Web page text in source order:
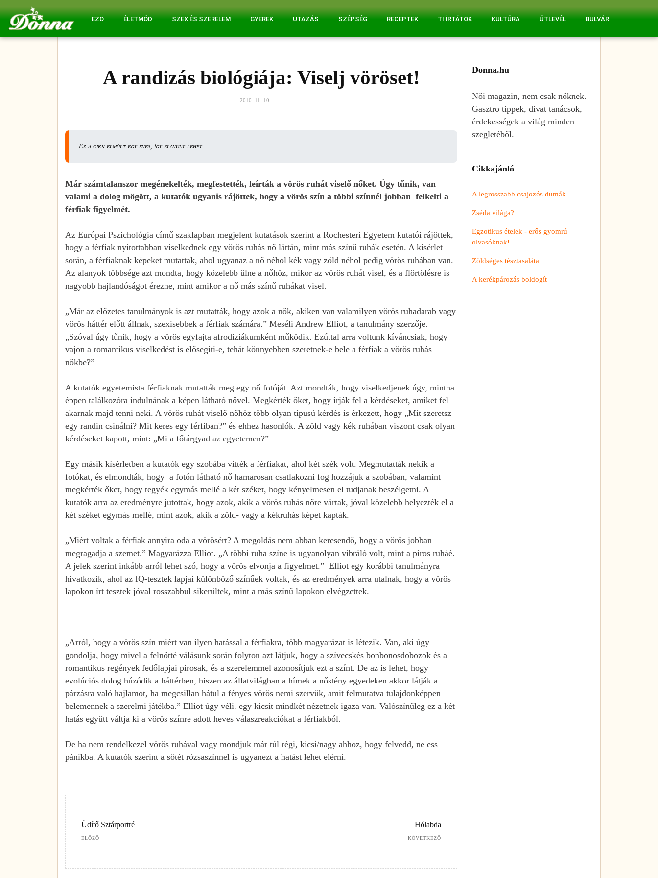
EZO ÉLETMÓD SZEX ÉS SZERELEM GYEREK UTAZÁS SZÉPSÉG RECEPTEK TI ÍRTÁTOK KULTÚRA ÚTLEVÉL BULVÁR
A randizás biológiája: Viselj vöröset!
2010. 11. 10.
Ez a cikk elmúlt egy éves, így elavult lehet.
Már számtalanszor megénekelték, megfestették, leírták a vörös ruhát viselő nőket. Úgy tűnik, van
valami a dolog mögött, a kutatók ugyanis rájöttek, hogy a vörös szín a többi színnél jobban felkelti a
férfiak figyelmét.
Az Európai Pszichológia című szaklapban megjelent kutatások szerint a Rochesteri Egyetem kutatói rájöttek,
hogy a férfiak nyitottabban viselkednek egy vörös ruhás nő láttán, mint más színű ruhák esetén. A kísérlet
során, a férfiaknak képeket mutattak, ahol ugyanaz a nő néhol kék vagy zöld néhol pedig vörös ruhában van.
Az alanyok többsége azt mondta, hogy közelebb ülne a nőhöz, mikor az vörös ruhát visel, és a flörtölésre is
nagyobb hajlandóságot érezne, mint amikor a nő más színű ruhákat visel.
„Már az előzetes tanulmányok is azt mutatták, hogy azok a nők, akiken van valamilyen vörös ruhadarab vagy
vörös háttér előtt állnak, szexisebbek a férfiak számára.” Meséli Andrew Elliot, a tanulmány szerzője.
„Szóval úgy tűnik, hogy a vörös egyfajta afrodiziákumként működik. Ezúttal arra voltunk kíváncsiak, hogy
vajon a romantikus viselkedést is elősegíti-e, tehát könnyebben szeretnek-e bele a férfiak a vörös ruhás
nőkbe?”
A kutatók egyetemista férfiaknak mutatták meg egy nő fotóját. Azt mondták, hogy viselkedjenek úgy, mintha
éppen találkozóra indulnának a képen látható nővel. Megkérték őket, hogy írják fel a kérdéseket, amiket fel
akarnak majd tenni neki. A vörös ruhát viselő nőhöz több olyan típusú kérdés is érkezett, hogy „Mit szeretsz
egy randin csinálni? Mit keres egy férfiban?” és ehhez hasonlók. A zöld vagy kék ruhában viszont csak olyan
kérdéseket kapott, mint: „Mi a főtárgyad az egyetemen?”
Egy másik kísérletben a kutatók egy szobába vitték a férfiakat, ahol két szék volt. Megmutatták nekik a
fotókat, és elmondták, hogy a fotón látható nő hamarosan csatlakozni fog hozzájuk a szobában, valamint
megkérték őket, hogy tegyék egymás mellé a két széket, hogy kényelmesen el tudjanak beszélgetni. A
kutatók arra az eredményre jutottak, hogy azok, akik a vörös ruhás nőre vártak, jóval közelebb helyezték el a
két széket egymás mellé, mint azok, akik a zöld- vagy a kékruhás képet kapták.
„Miért voltak a férfiak annyira oda a vörösért? A megoldás nem abban keresendő, hogy a vörös jobban
megragadja a szemet.” Magyarázza Elliot. „A többi ruha színe is ugyanolyan vibráló volt, mint a piros ruháé.
A jelek szerint inkább arról lehet szó, hogy a vörös elvonja a figyelmet.” Elliot egy korábbi tanulmányra
hivatkozik, ahol az IQ-tesztek lapjai különböző színűek voltak, és az eredmények arra utalnak, hogy a vörös
lapokon írt tesztek jóval rosszabbul sikerültek, mint a más színű lapokon elvégzettek.
„Arról, hogy a vörös szín miért van ilyen hatással a férfiakra, több magyarázat is létezik. Van, aki úgy
gondolja, hogy mivel a felnőtté válásunk során folyton azt látjuk, hogy a szívecskés bonbonosdobozok és a
romantikus regények fedőlapjai pirosak, és a szerelemmel azonosítjuk ezt a színt. De az is lehet, hogy
evolúciós dolog húzódik a háttérben, hiszen az állatvilágban a hímek a nőstény egyedeken akkor látják a
párzásra való hajlamot, ha megcsillan hátul a fényes vörös nemi szervük, amit felmutatva tulajdonképpen
belemennek a szerelmi játékba.” Elliot úgy véli, egy kicsit mindkét nézetnek igaza van. Valószínűleg ez a két
hatás együtt váltja ki a vörös színre adott heves válaszreakciókat a férfiakból.
De ha nem rendelkezel vörös ruhával vagy mondjuk már túl régi, kicsi/nagy ahhoz, hogy felvedd, ne ess
pánikba. A kutatók szerint a sötét rózsaszínnel is ugyanezt a hatást lehet elérni.
Üdítő Sztárportré
ELŐZŐ
Hólabda
KÖVETKEZŐ
Donna.hu
Női magazin, nem csak nőknek.
Gasztro tippek, divat tanácsok,
érdekességek a világ minden
szegletéből.
Cikkajánló
A legrosszabb csajozós dumák
Zséda világa?
Egzotikus ételek - erős gyomrú
olvasóknak!
Zöldséges tésztasaláta
A kerékpározás boldogít